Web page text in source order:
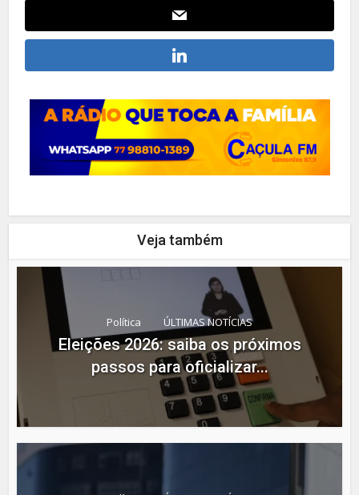
Veja também
Política ÚLTIMAS NOTÍCIAS
Eleições 2026: saiba os próximos
passos para oficializar...